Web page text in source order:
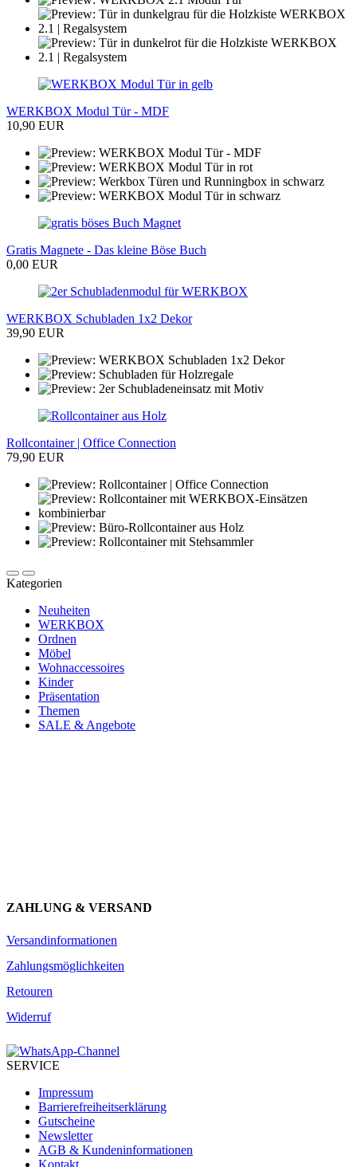
WERKBOX Modul Tür - MDF
10,90 EUR
Gratis Magnete - Das kleine Böse Buch
0,00 EUR
WERKBOX Schubladen 1x2 Dekor
39,90 EUR
Rollcontainer | Office Connection
79,90 EUR
Kategorien
Neuheiten
WERKBOX
Ordnen
Möbel
Wohnaccessoires
Kinder
Präsentation
Themen
SALE & Angebote
ZAHLUNG & VERSAND
Versandinformationen
Zahlungsmöglichkeiten
Retouren
Widerruf
SERVICE
Impressum
Barrierefreiheitserklärung
Gutscheine
Newsletter
AGB & Kundeninformationen
Kontakt